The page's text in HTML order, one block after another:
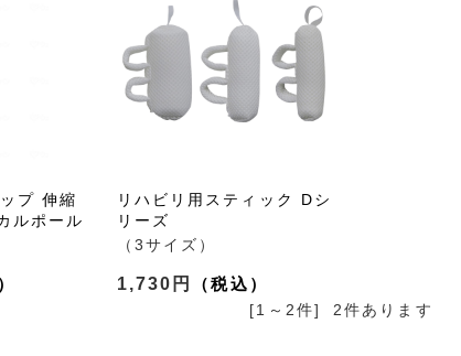
プ 伸縮
ルポール
リハビリ用スティック Dシ
リーズ
（3サイズ）
1,730円
[1～2件] 2件あります